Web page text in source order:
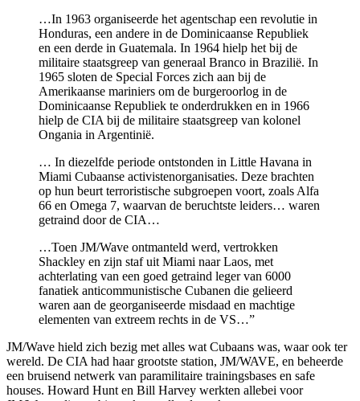
…In 1963 organiseerde het agentschap een revolutie in
Honduras, een andere in de Dominicaanse Republiek
en een derde in Guatemala. In 1964 hielp het bij de
militaire staatsgreep van generaal Branco in Brazilië. In
1965 sloten de Special Forces zich aan bij de
Amerikaanse mariniers om de burgeroorlog in de
Dominicaanse Republiek te onderdrukken en in 1966
hielp de CIA bij de militaire staatsgreep van kolonel
Ongania in Argentinië.
… In diezelfde periode ontstonden in Little Havana in
Miami Cubaanse activistenorganisaties. Deze brachten
op hun beurt terroristische subgroepen voort, zoals Alfa
66 en Omega 7, waarvan de beruchtste leiders… waren
getraind door de CIA…
…Toen JM/Wave ontmanteld werd, vertrokken
Shackley en zijn staf uit Miami naar Laos, met
achterlating van een goed getraind leger van 6000
fanatiek anticommunistische Cubanen die gelieerd
waren aan de georganiseerde misdaad en machtige
elementen van extreem rechts in de VS…”
JM/Wave hield zich bezig met alles wat Cubaans was, waar ook ter
wereld. De CIA had haar grootste station, JM/WAVE, en beheerde
een bruisend netwerk van paramilitaire trainingsbases en safe
houses. Howard Hunt en Bill Harvey werkten allebei voor